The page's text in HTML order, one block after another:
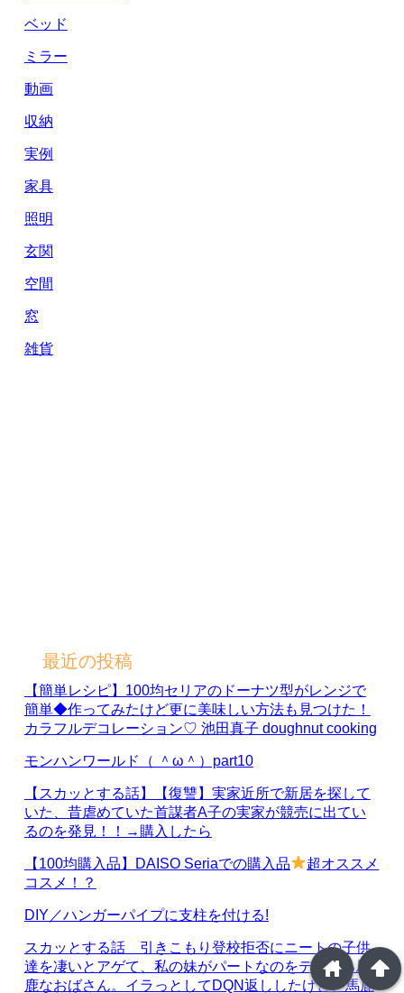
ベッド
ミラー
動画
収納
実例
家具
照明
玄関
空間
窓
雑貨
最近の投稿
【簡単レシピ】100均セリアのドーナツ型がレンジで
簡単◆作ってみたけど更に美味しい方法も見つけた！
カラフルデコレーション♡ 池田真子 doughnut cooking
モンハンワールド（ ＾ω＾）part10
【スカッとする話】【復讐】実家近所で新居を探して
いた、昔虐めていた首謀者A子の実家が競売に出てい
るのを発見！！→購入したら
【100均購入品】DAISO Seriaでの購入品
超オススメ
コスメ！？
DIY／ハンガーパイプに支柱を付ける!
スカッとする話 引きこもり登校拒否にニートの子供
達を凄いとアゲて、私の妹がパートなのをディスる馬
鹿なおばさん。イラっとしてDQN返ししたけど、馬鹿
arrowup
home